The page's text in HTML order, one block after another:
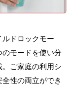
ルドロックモー
のモードを使い分
ご家庭の利用シ
性の両立ができ